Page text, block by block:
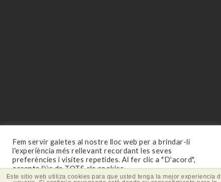
© 2026 Todos los derechos reservados
Aviso legalandPolítica de privacidad
Este sitio web utiliza cookies para que usted tenga la mejor experiencia
Fem servir galetes al nostre lloc web per a brindar-li
l'experiència més rellevant recordant les seves
preferències i visites repetides. Al fer clic a "D'acord",
accepta l'ús de TOTS els cookies.